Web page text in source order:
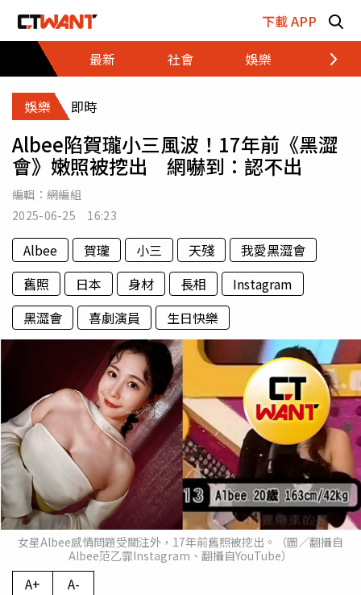
下載 APP
最新
社會 娛樂 財經
娛樂 即時
Albee陷賀瓏小三風波！17年前《黑澀
會》嫩照被挖出 網嚇到：認不出
編輯： 網編組
2025-06-25 16:23
Albee 賀瓏 小三 天殘
我愛黑澀會
舊照
日本 身材 長相
Instagram
黑澀會
喜劇演員 生日快樂
女星Albee感情問題受關注外，17年前舊照被挖出。（圖／翻攝自
Albee范乙霏Instagram、翻攝自YouTube）
A+ A-